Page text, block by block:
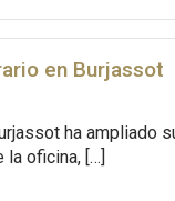
en Burjassot
ha ampliado
la oficina, […]